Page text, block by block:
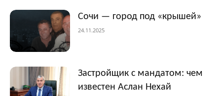
Сочи — город под «крышей»
24.11.2025
Застройщик с мандатом: чем
известен Аслан Нехай